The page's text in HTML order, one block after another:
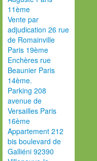
11ème
Vente par
adjudication 26 rue
de Romainville
Paris 19ème
Enchères rue
Beaunier Paris
14ème.
Parking 208
avenue de
Versailles Paris
16ème
Appartement 212
bis boulevard de
Galliéni 92390